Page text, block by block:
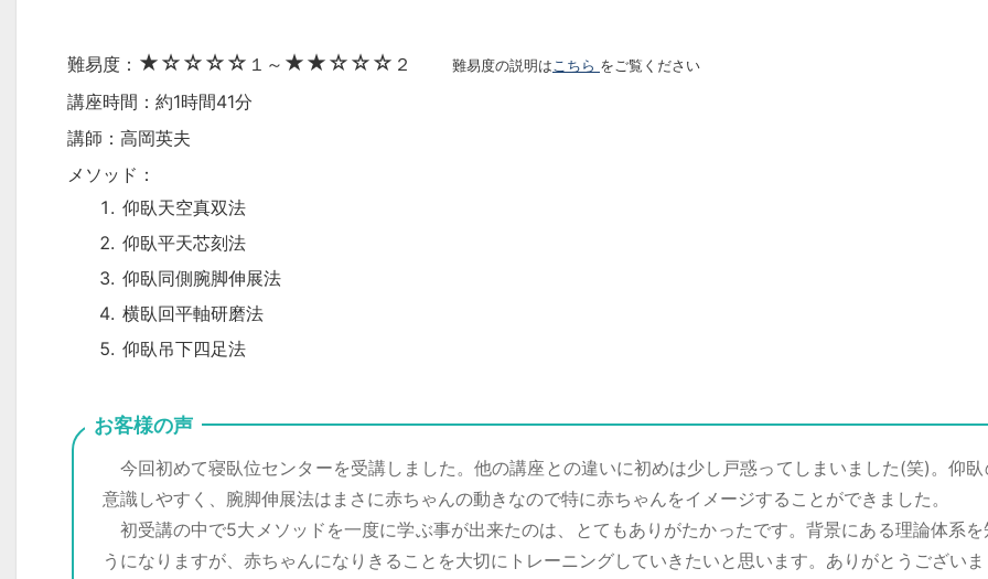
難易度： ★☆☆☆☆ １～ ★★☆☆☆ ２ 難易度の説明はこちら をご覧ください
講座時間：約1時間41分
講師：高岡英夫
メソッド：
仰臥天空真双法
仰臥平天芯刻法
仰臥同側腕脚伸展法
横臥回平軸研磨法
仰臥吊下四足法
お客様の声
今回初めて寝臥位センターを受講しました。他の講座との違いに初めは少し戸惑ってしまいました(笑)。仰
意識しやすく、腕脚伸展法はまさに赤ちゃんの動きなので特に赤ちゃんをイメージすることができました。
初受講の中で5大メソッドを一度に学ぶ事が出来たのは、とてもありがたかったです。背景にある理論体系
うになりますが、赤ちゃんになりきることを大切にトレーニングしていきたいと思います。ありがとうござい